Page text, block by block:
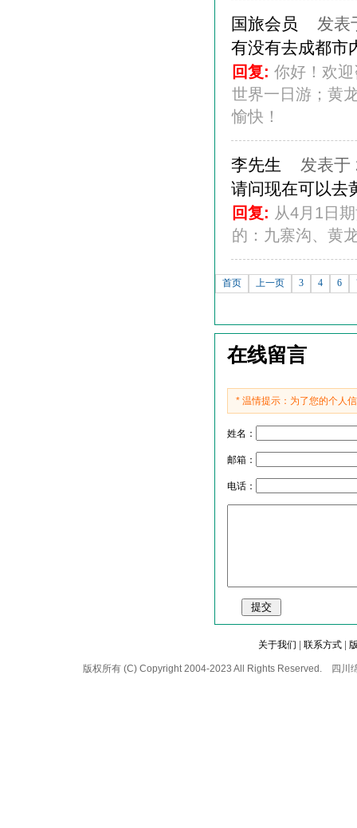
国旅会员 发表
有没有去成都市
回复: 你好！欢
世界一日游；黄
愉快！
李先生 发表于
请问现在可以去
回复: 从4月1日
的：九寨沟、黄
首页 上一页 3 4 6
在线留言
* 温情提示：为了您的个人
姓名：
邮箱：
电话：
关于我们 联系方式|
版权所有 (C) Copyright 2004-2023 All Rights Reserved. 四